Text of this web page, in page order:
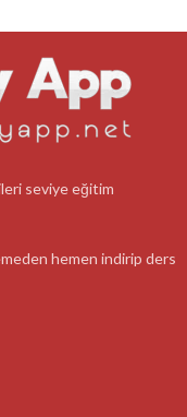
seviye eğitim
hemen indirip ders